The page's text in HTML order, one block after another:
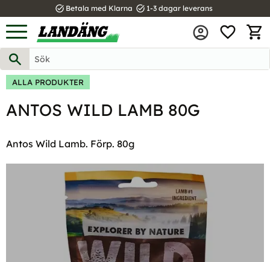
Meny
task_alt Betala med Klarna task_alt 1-3 dagar leverans
ALLA PRODUKTER
ANTOS WILD LAMB 80G
Antos Wild Lamb. Förp. 80g